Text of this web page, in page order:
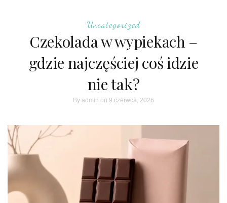
Uncategorized
Czekolada w wypiekach –
gdzie najczęściej coś idzie
nie tak?
By admin on 9 czerwca, 2026